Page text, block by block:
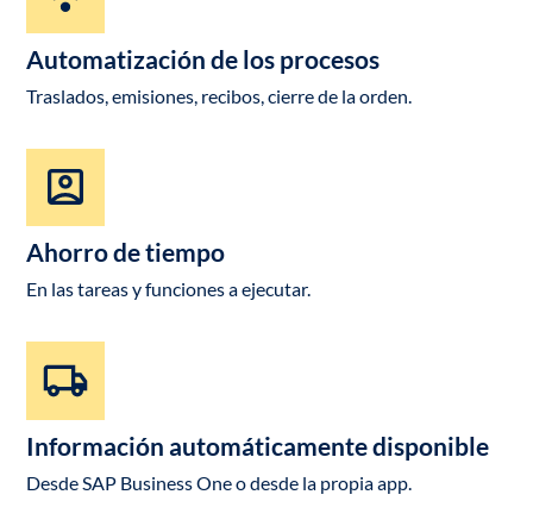
Automatización de los procesos
Traslados, emisiones, recibos, cierre de la orden.
Ahorro de tiempo
En las tareas y funciones a ejecutar.
Información automáticamente disponible
Desde SAP Business One o desde la propia app.